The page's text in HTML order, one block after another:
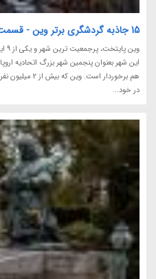
15 جاذبه گردشگری برتر وین - قسمت دوم
این شهر بعنوان پنجمین شهر بزرگ اتحادیه
هم برخوردار
در خود...